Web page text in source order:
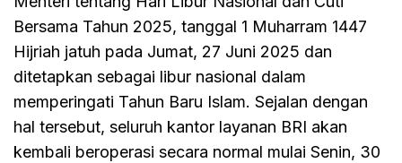
Bersama Tahun 2025, tanggal 1 Muharram 1447
Hijriah jatuh pada Jumat, 27 Juni 2025 dan
ditetapkan sebagai libur nasional dalam
memperingati Tahun Baru Islam. Sejalan dengan
hal tersebut, seluruh kantor layanan BRI akan
kembali beroperasi secara normal mulai Senin, 30